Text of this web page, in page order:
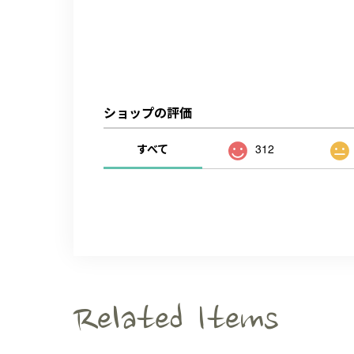
ショップの評価
すべて 312
Related Items